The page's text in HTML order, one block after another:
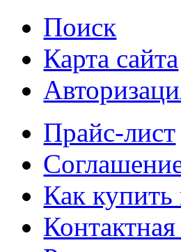
Поиск
Карта сайта
Прайс-лист
Как купить